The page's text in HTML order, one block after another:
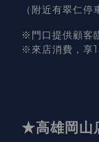
（附近有翠仁停
※門口提供顧客
※來店消費，享1
★高雄岡